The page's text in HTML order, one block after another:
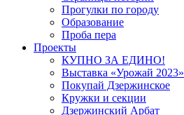
Прогулки по городу
Образование
Проба пера
Проекты
КУПНО ЗА ЕДИНО!
Выставка «Урожай 2023»
Покупай Дзержинское
Кружки и секции
Дзержинский Арбат